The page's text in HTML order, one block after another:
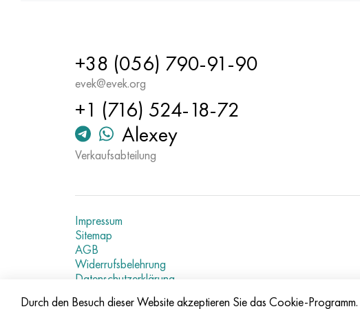
+38 (056) 790-91-90
evek@evek.org
+1 (716) 524-18-72
Alexey
Verkaufsabteilung
Impressum
Sitemap
AGB
Widerrufsbelehrung
Datenschutzerklärung
Aktuelle Metallpreise
Durch den Besuch dieser Website akzeptieren Sie das Cookie-Programm.